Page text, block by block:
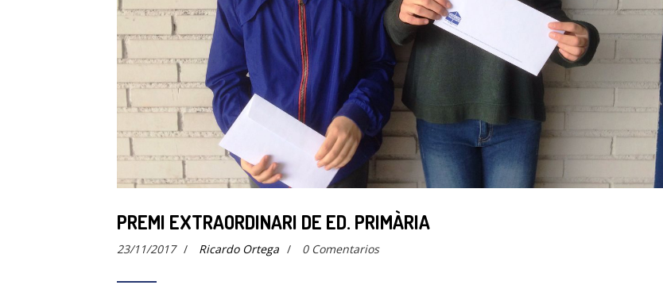
PREMI EXTRAORDINARI DE ED. PRIMÀRIA
23/11/2017 / Ricardo Ortega / 0 Comentarios